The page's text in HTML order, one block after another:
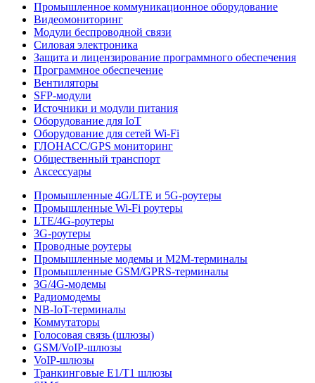
Промышленное коммуникационное оборудование
Видеомониторинг
Модули беспроводной связи
Силовая электроника
Защита и лицензирование программного обеспечения
Программное обеспечение
Вентиляторы
SFP-модули
Источники и модули питания
Оборудование для IoT
Оборудование для сетей Wi-Fi
ГЛОНАСС/GPS мониторинг
Общественный транспорт
Аксессуары
Промышленные 4G/LTE и 5G-роутеры
Промышленные Wi-Fi роутеры
LTE/4G-роутеры
3G-роутеры
Проводные роутеры
Промышленные модемы и M2M-терминалы
Промышленные GSM/GPRS-терминалы
3G/4G-модемы
Радиомодемы
NB-IoT-терминалы
Коммутаторы
Голосовая связь (шлюзы)
GSM/VoIP-шлюзы
VoIP-шлюзы
Транкинговые E1/T1 шлюзы